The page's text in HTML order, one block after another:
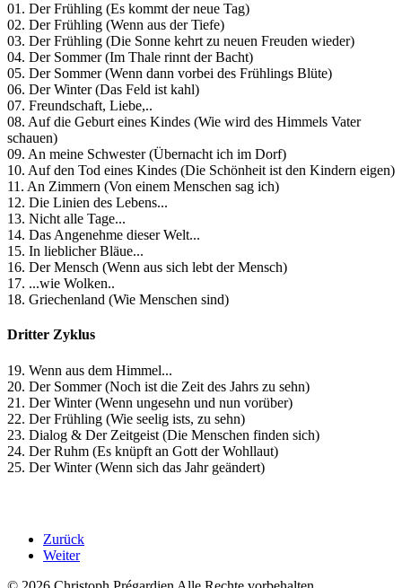
01. Der Frühling (Es kommt der neue Tag)
02. Der Frühling (Wenn aus der Tiefe)
03. Der Frühling (Die Sonne kehrt zu neuen Freuden wieder)
04. Der Sommer (Im Thale rinnt der Bacht)
05. Der Sommer (Wenn dann vorbei des Frühlings Blüte)
06. Der Winter (Das Feld ist kahl)
07. Freundschaft, Liebe,..
08. Auf die Geburt eines Kindes (Wie wird des Himmels Vater
schauen)
09. An meine Schwester (Übernacht ich im Dorf)
10. Auf den Tod eines Kindes (Die Schönheit ist den Kindern eigen)
11. An Zimmern (Von einem Menschen sag ich)
12. Die Linien des Lebens...
13. Nicht alle Tage...
14. Das Angenehme dieser Welt...
15. In lieblicher Bläue...
16. Der Mensch (Wenn aus sich lebt der Mensch)
17. ...wie Wolken..
18. Griechenland (Wie Menschen sind)
Dritter Zyklus
19. Wenn aus dem Himmel...
20. Der Sommer (Noch ist die Zeit des Jahrs zu sehn)
21. Der Winter (Wenn ungesehn und nun vorüber)
22. Der Frühling (Wie seelig ists, zu sehn)
23. Dialog & Der Zeitgeist (Die Menschen finden sich)
24. Der Ruhm (Es knüpft an Gott der Wohllaut)
25. Der Winter (Wenn sich das Jahr geändert)
Zurück
Weiter